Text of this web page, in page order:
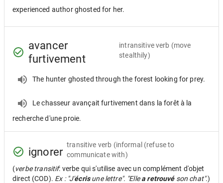
experienced author ghosted for her.
avancer
furtivement
intransitive verb (move
stealthily)
The hunter ghosted through the forest looking for prey.
Le chasseur avançait furtivement dans la forêt à la
recherche d'une proie.
ignorer
transitive verb (informal (refuse to
communicate with)
(verbe transitif: verbe qui s'utilise avec un complément d'objet
direct (COD). Ex : "J'écrisune lettre". "Ellea retrouvéson chat".)